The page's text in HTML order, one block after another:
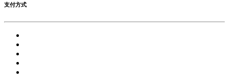
支付方式